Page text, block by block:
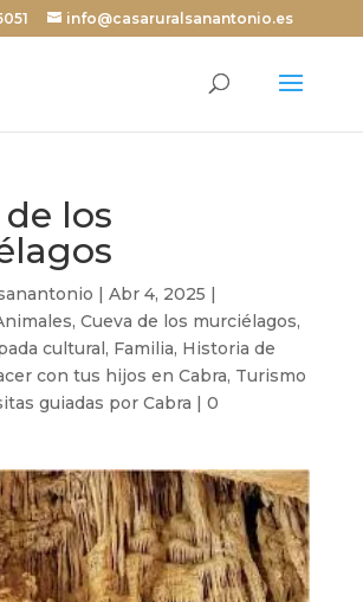
info@casaruralsanantonio.es
los
| Abr 4, 2025 |
, Cueva de los murciélagos,
cultural, Familia, Historia de
con tus hijos en Cabra, Turismo
guiadas por Cabra | 0